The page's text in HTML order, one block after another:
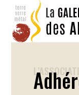
Aller
contenu